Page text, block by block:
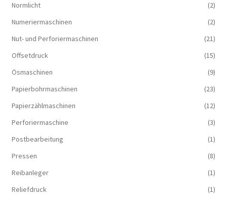
Normlicht
(2)
Numeriermaschinen
(2)
Nut- und Perforiermaschinen
(21)
Offsetdruck
(15)
Ösmaschinen
(9)
Papierbohrmaschinen
(23)
Papierzählmaschinen
(12)
Perforiermaschine
(3)
Postbearbeitung
(1)
Pressen
(8)
Reibanleger
(1)
Reliefdruck
(1)